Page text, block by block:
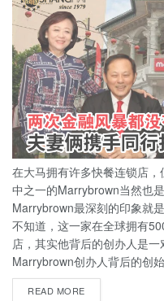
在大马拥有许多快餐连锁店
中之一的Marrybrown当然也
Marrybrown最深刻的印象就
不知道，这一家在全球拥有
店，其实他背后的创办人是
Marrybrown创办人背后的创
READ MORE